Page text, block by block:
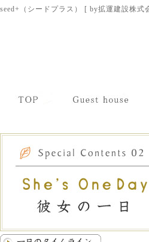
seed+（シードプラス） [ by拡運建設株